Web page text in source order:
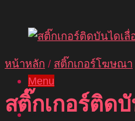
Menu
หน้าแรก
เกี่ยวกับเรา
หน้าหลัก / สติ๊กเกอร์โฆษณา
สติ๊กเกอร์ติด